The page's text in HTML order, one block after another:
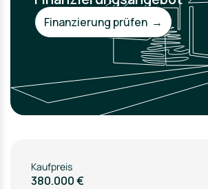
Finanzierung prüfen →
Kaufpreis
380.000 €